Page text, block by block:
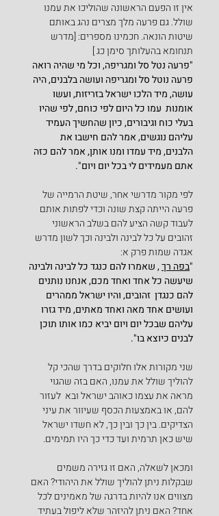
אין זו הפעם הראשונה שהוליכו את עמנו
שולל. גם פרעה מלך מצרים נהג באותם
שיטות הונאה. חכמינו מספרים: [מדרש
תנחומא בהעלותך סימן כג ]
"פרעה נטל סל ומגריפה, וכל מי שהיה רואה
פרעה נוטל סל ומגריפה ועושה בלבנים, היה
עושה, מיד הלכו ישראל בזריזות, ועשו
אומנות  עמו כל היום לפי כוחם, לפי שהיו
בעלי כוח וגיבורים, כיון שהחשיך העמיד
עליהם נוגשים, אמר להם חישבו את
הלבנים, מיד עמדו ומנו אותן, אמר להם כזה
אתם מעמידים לי בכל יום ויום".
לפי מקור מדרשי אחר, שיטת הרמייה של
פרעה הייתה קצת שונה וכדי לפתות אותם
לעבוד קשה הציע להם בשלב הראשוני
זהובים על כל לבינה ולבינה וכך לשון מדרש
אגדה שמות פרק א:
"בפה רך , שאמרו להם כנגד כל לבינה ולבינה
שיעשה כל אחד ואחד מכם, אנחנו נותנים
להם כנגדן  זהובים, והיו ישראל ממהרים
ועושים אחד מאה ואחד מאתים, מיד גזרו
עליהם שבכל יום ויום יביא כמו אותו תוכן
לבנים כיוצא בו".
שני מקורות אלו חלוקים בדרך שהכי קל
להוליך שולל את עמנו, האם בזה שהגוי
מראה את עצמו כאוהב ישראל ובא  לעזור
להם, או באמצעות הכסף שעיוור את עיני
הצדיקים. בין כך ובין כך, לא חשדו ישראל
שיש כאן תרמית ועד כדי כך היו תמימים.
ומכאן לשאלה, האם זו גזירה משמים
שבקלות ניתן להוליך שולל את היהודי? האם
מצווים אנו להיות בדרגה של מאמינים לכל
אחד? האם ניתן להיזהר שלא ליפול בעתיד